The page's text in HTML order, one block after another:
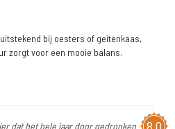
bij oesters of geitenkaas,
zorgt voor een mooie balans.
dat het hele jaar door gedronken